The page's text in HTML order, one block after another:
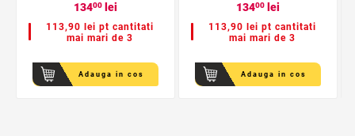
13400lei
113,90 lei pt cantitati
mai mari de 3
Adauga in cos
13400lei
113,90 lei pt cantitati
mai mari de 3
Adauga in cos